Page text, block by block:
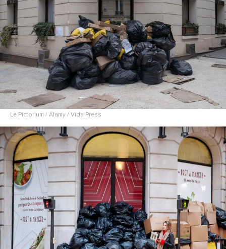
Le Pictorium / Alamy / Vida Press